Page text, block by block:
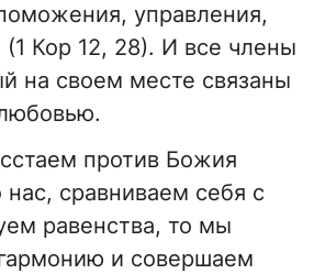
управления,
Кор 12, 28). И все члены
на своем месте связаны
против Божия
сравниваем себя с
равенства, то мы
и совершаем